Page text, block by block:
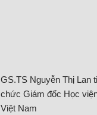
GS.TS Nguyễn Thị Lan
chức Giám đốc Học
Việt Nam